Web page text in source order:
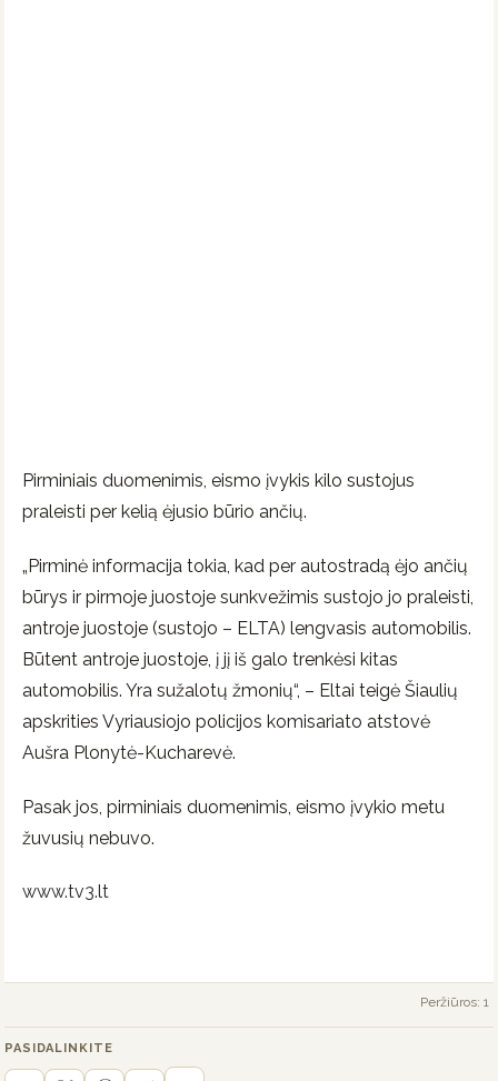
Pirminiais duomenimis, eismo įvykis kilo sustojus
praleisti per kelią ėjusio būrio ančių.
„Pirminė informacija tokia, kad per autostradą ėjo ančių
būrys ir pirmoje juostoje sunkvežimis sustojo jo praleisti,
antroje juostoje (sustojo – ELTA) lengvasis automobilis.
Būtent antroje juostoje, į jį iš galo trenkėsi kitas
automobilis. Yra sužalotų žmonių“, – Eltai teigė Šiaulių
apskrities Vyriausiojo policijos komisariato atstovė
Aušra Plonytė-Kucharevė.
Pasak jos, pirminiais duomenimis, eismo įvykio metu
žuvusių nebuvo.
www.tv3.lt
Peržiūros: 1
PASIDALINKITE